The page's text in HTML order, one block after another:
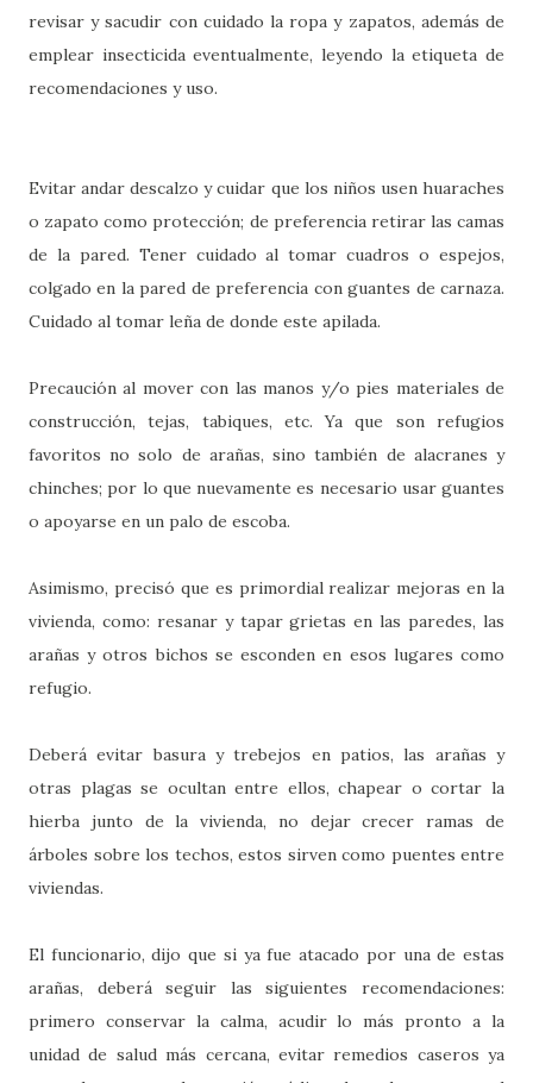
revisar y sacudir con cuidado la ropa y zapatos, además de
emplear insecticida eventualmente, leyendo la etiqueta de
recomendaciones y uso.
Evitar andar descalzo y cuidar que los niños usen huaraches
o zapato como protección; de preferencia retirar las camas
de la pared. Tener cuidado al tomar cuadros o espejos,
colgado en la pared de preferencia con guantes de carnaza.
Cuidado al tomar leña de donde este apilada.
Precaución al mover con las manos y/o pies materiales de
construcción, tejas, tabiques, etc. Ya que son refugios
favoritos no solo de arañas, sino también de alacranes y
chinches; por lo que nuevamente es necesario usar guantes
o apoyarse en un palo de escoba.
Asimismo, precisó que es primordial realizar mejoras en la
vivienda, como: resanar y tapar grietas en las paredes, las
arañas y otros bichos se esconden en esos lugares como
refugio.
Deberá evitar basura y trebejos en patios, las arañas y
otras plagas se ocultan entre ellos, chapear o cortar la
hierba junto de la vivienda, no dejar crecer ramas de
árboles sobre los techos, estos sirven como puentes entre
viviendas.
El funcionario, dijo que si ya fue atacado por una de estas
arañas, deberá seguir las siguientes recomendaciones:
primero conservar la calma, acudir lo más pronto a la
unidad de salud más cercana, evitar remedios caseros ya